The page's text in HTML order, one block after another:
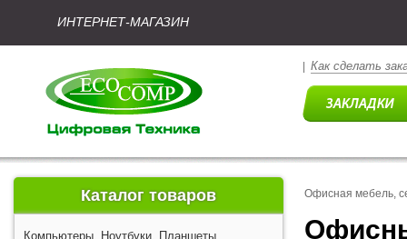
ИНТЕРНЕТ-МАГАЗИН
Как сделать
Каталог товаров
Компьютеры, Ноутбуки, Планшеты
Офисная мебель,